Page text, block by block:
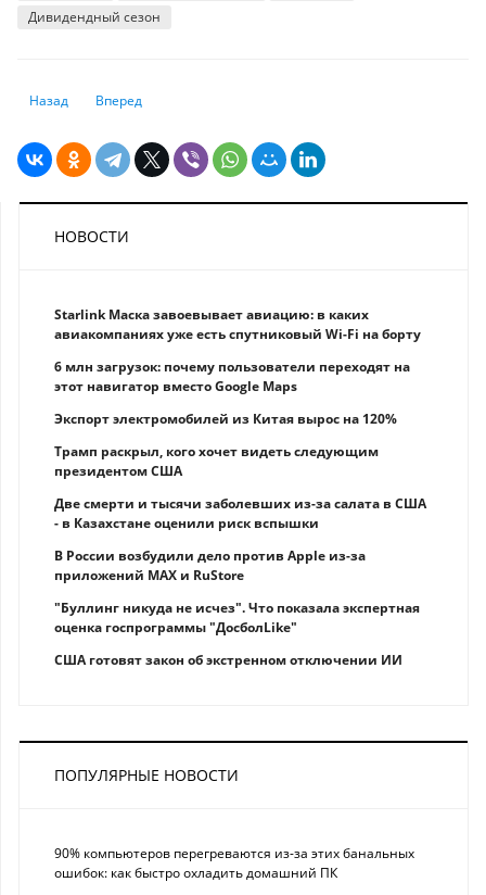
Дивидендный сезон
Предыдущий: Сколько денег накопили граждане РК на пенсию
Назад Следующий: Спрос растет: в каких валютах предпочитают
Вперед
НОВОСТИ
Starlink Маска завоевывает авиацию: в каких
авиакомпаниях уже есть спутниковый Wi-Fi на борту
6 млн загрузок: почему пользователи переходят на
этот навигатор вместо Google Maps
Экспорт электромобилей из Китая вырос на 120%
Трамп раскрыл, кого хочет видеть следующим
президентом США
Две смерти и тысячи заболевших из-за салата в США
- в Казахстане оценили риск вспышки
В России возбудили дело против Apple из-за
приложений MAX и RuStore
"Буллинг никуда не исчез". Что показала экспертная
оценка госпрограммы "ДосболLike"
США готовят закон об экстренном отключении ИИ
ПОПУЛЯРНЫЕ НОВОСТИ
90% компьютеров перегреваются из-за этих банальных
ошибок: как быстро охладить домашний ПК